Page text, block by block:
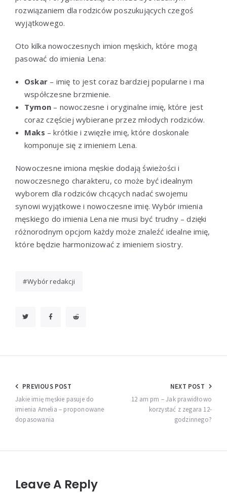
rozwiązaniem dla rodziców poszukujących czegoś
wyjątkowego.
Oto kilka nowoczesnych imion męskich, które mogą
pasować do imienia Lena:
Oskar – imię to jest coraz bardziej popularne i ma
współczesne brzmienie.
Tymon – nowoczesne i oryginalne imię, które jest
coraz częściej wybierane przez młodych rodziców.
Maks – krótkie i zwięzłe imię, które doskonale
komponuje się z imieniem Lena.
Nowoczesne imiona męskie dodają świeżości i
nowoczesnego charakteru, co może być idealnym
wyborem dla rodziców chcących nadać swojemu
synowi wyjątkowe i nowoczesne imię. Wybór imienia
męskiego do imienia Lena nie musi być trudny – dzięki
różnorodnym opcjom każdy może znaleźć idealne imię,
które będzie harmonizować z imieniem siostry.
Wybór redakcji
Nawigacja
wpisu
PREVIOUS POST
Jakie imię męskie pasuje do
imienia Amelia – proponowane
dopasowania
NEXT POST
12 am pm – Jak prawidłowo
korzystać z zegara 12-
godzinnego?
Leave A Reply